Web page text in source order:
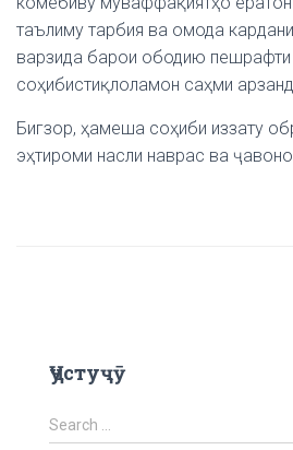
таълиму тарбия ва омода
варзида барои ободию
соҳибистиқлоламон саҳми
Бигзор, ҳамеша соҳиби иззату
эҳтироми насли наврас ва
Ҷустуҷӯ
S
e
Search …